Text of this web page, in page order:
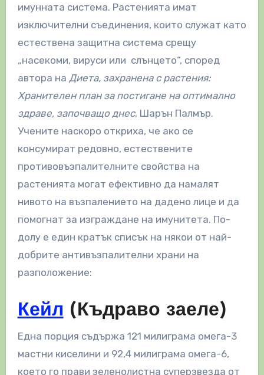
имунната система. Растенията имат
изключителни съединения, които служат като
естествена защитна система срещу
„насекоми, вируси или слънцето“, според
автора на Диета, захранена с растения:
Хранителен план за постигане на оптимално
здраве, започващо днес, Шарън Палмър.
Учените наскоро откриха, че ако се
консумират редовно, естествените
противовъзпалителните свойства на
растенията могат ефективно да намалят
нивото на възпалението на дадено лице и да
помогнат за изграждане на имунитета. По-
долу е един кратък списък на някои от най-
добрите антивъзпалителни храни на
разположение:
Кейл (Къдраво заеле)
Една порция съдържа 121 милиграма омега-3
мастни киселини и 92,4 милиграма омега-6,
което го прави зеленолистна суперзвезда от